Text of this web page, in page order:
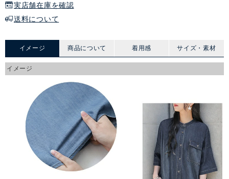
実店舗在庫を確認
送料について
イメージ 商品について 着用感 サイズ・素材
イメージ